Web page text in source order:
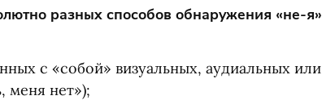
разных способов обнаружения «не-я»
с «собой» визуальных, аудиальных или
меня нет»);